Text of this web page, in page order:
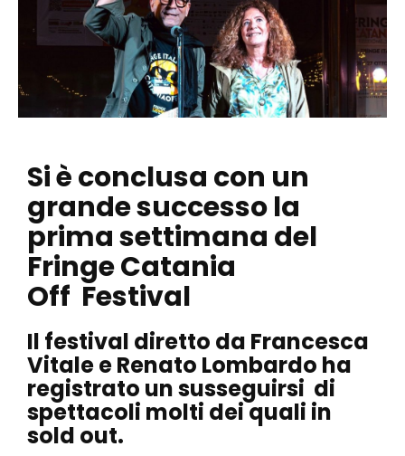
Si è conclusa con un
grande successo la
prima settimana del
Fringe Catania
Off Festival
Il festival diretto da Francesca
Vitale e Renato Lombardo ha
registrato un susseguirsi di
spettacoli molti dei quali in
sold out.